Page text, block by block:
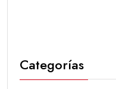
Categorías